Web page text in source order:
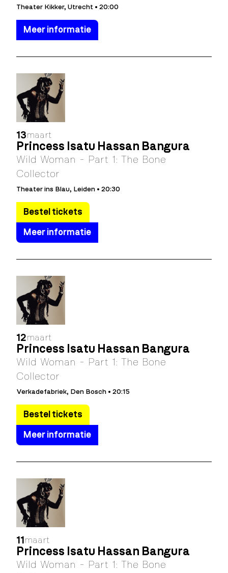
Theater Kikker, Utrecht • 20:00
Meer informatie
13maart
Princess Isatu Hassan Bangura
Wild Woman - Part 1: The Bone
Collector
Theater ins Blau, Leiden • 20:30
Bestel tickets
Meer informatie
12maart
Princess Isatu Hassan Bangura
Wild Woman - Part 1: The Bone
Collector
Verkadefabriek, Den Bosch • 20:15
Bestel tickets
Meer informatie
11 maart
Princess Isatu Hassan Bangura
Wild Woman - Part 1: The Bone